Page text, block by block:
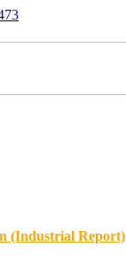
(Industrial Report)